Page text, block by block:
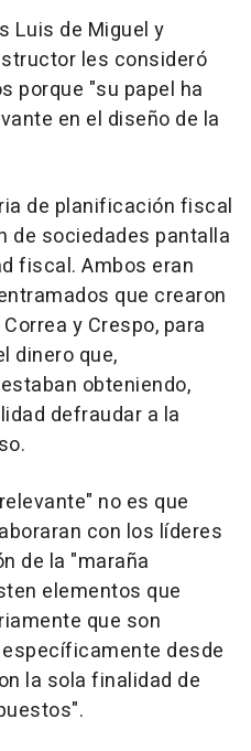
Luis de Miguel y
les consideró
porque "su papel ha
en el diseño de la
de planificación fiscal
de sociedades pantalla
fiscal. Ambos eran
que crearon
y Crespo, para
dinero que,
obteniendo,
defraudar a la
no es que
con los líderes
de la "maraña
elementos que
que son
desde
la sola finalidad de